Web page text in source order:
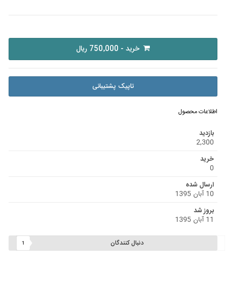
خرید - 750٬000 ریال
تاپیک پشتیبانی
اطلاعات محصول
بازدید
2,300
خرید
0
ارسال شده
10 آبان 1395
بروز شد
11 آبان 1395
دنبال کنندگان 1